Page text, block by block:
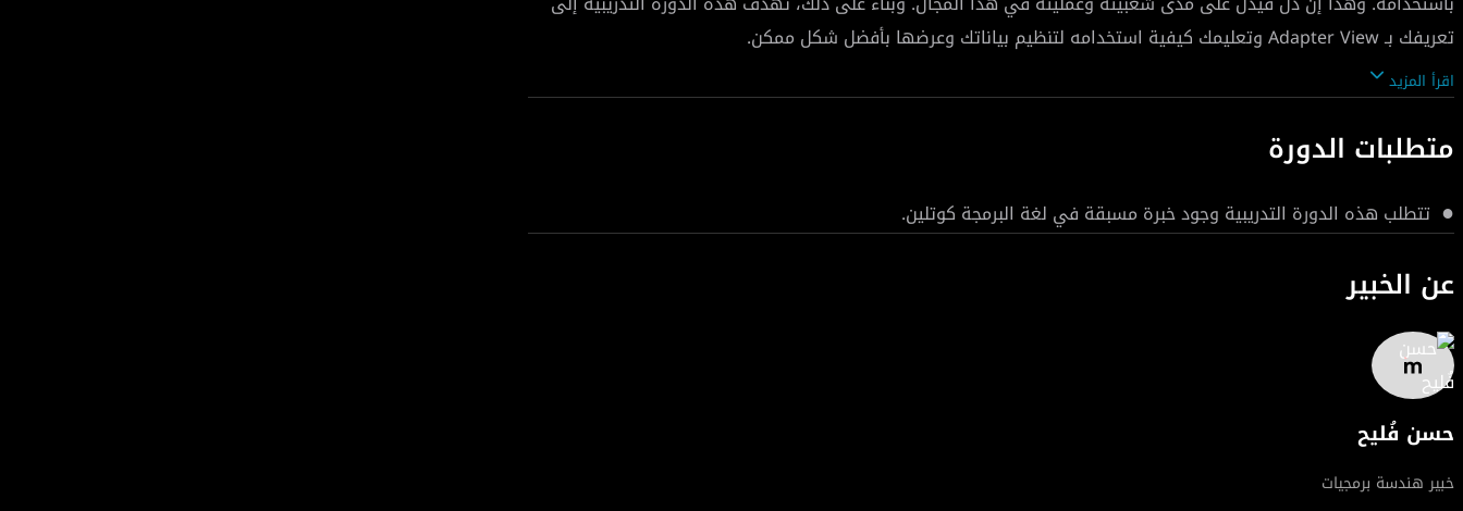
تعريفك بـ Adapter View وتعليمك كيفية استخدامه لتنظيم بياناتك وعرضها بأفضل شكل ممكن.
اقرأ المزيد
متطلبات الدورة
تتطلب هذه الدورة التدريبية وجود خبرة مسبقة في لغة البرمجة كوتلين.
عن الخبير
حسن فُليح
خبير هندسة برمجيات